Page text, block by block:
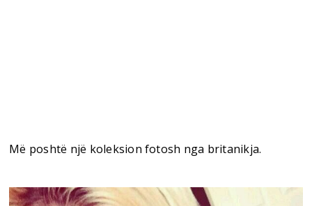
Më poshtë një koleksion fotosh nga britanikja.